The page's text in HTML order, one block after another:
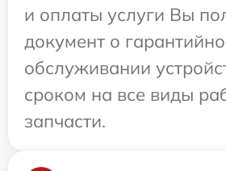
и оплаты услуги Вы
документ о
обслуживании
сроком на все виды
запчасти.